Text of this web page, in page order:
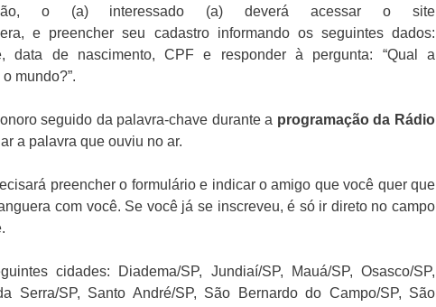
o (a) interessado (a) deverá acessar o site
e preencher seu cadastro informando os seguintes dados:
data de nascimento, CPF e responder à pergunta: “Qual a
mundo?”.
seguido da palavra-chave durante a programação da Rádio
a palavra que ouviu no ar.
preencher o formulário e indicar o amigo que você quer que
com você. Se você já se inscreveu, é só ir direto no campo
cidades: Diadema/SP, Jundiaí/SP, Mauá/SP, Osasco/SP,
Serra/SP, Santo André/SP, São Bernardo do Campo/SP, São